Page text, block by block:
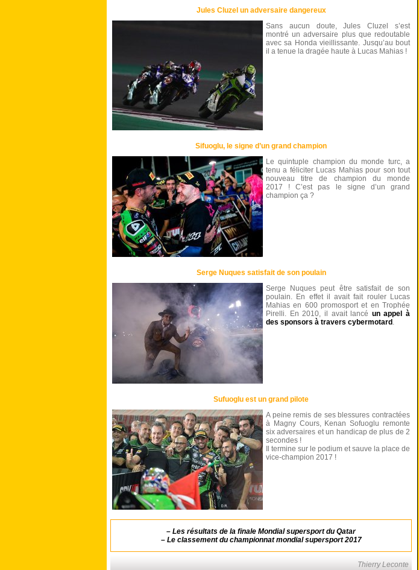
Jules Cluzel un adversaire dangereux
Sans aucun doute, Jules Cluzel s’est
montré un adversaire plus que redoutable
avec sa Honda vieillissante. Jusqu’au bout
il a tenue la dragée haute à Lucas Mahias !
Sifuoglu, le signe d’un grand champion
Le quintuple champion du monde turc, a
tenu a féliciter Lucas Mahias pour son tout
nouveau titre de champion du monde
2017 ! C’est pas le signe d’un grand
champion ça ?
Serge Nuques satisfait de son poulain
Serge Nuques peut être satisfait de son
poulain. En effet il avait fait rouler Lucas
Mahias en 600 promosport et en Trophée
Pirelli. En 2010, il avait lancé un appel à
des sponsors à travers cybermotard .
Sufuoglu est un grand pilote
A peine remis de ses blessures contractées
à Magny Cours, Kenan Sofuoglu remonte
six adversaires et un handicap de plus de 2
secondes !
Il termine sur le podium et sauve la place de
vice-champion 2017 !
– Les résultats de la finale Mondial supersport du Qatar
– Le classement du championnat mondial supersport 2017
Thierry Leconte